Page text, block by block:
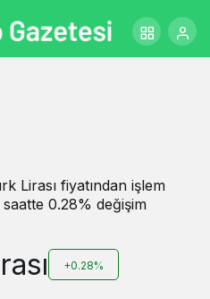
Lirası fiyatından işlem
0.28% değişim
+0.28%